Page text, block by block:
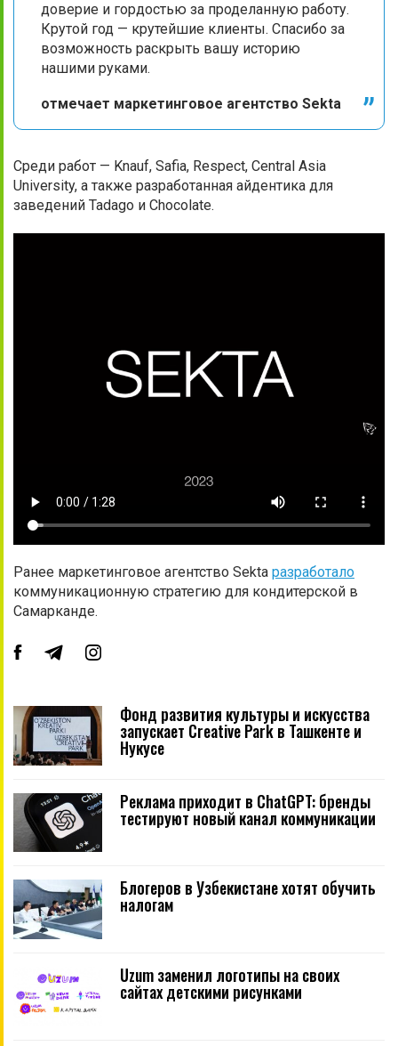
доверие и гордостью за проделанную работу.
Крутой год — крутейшие клиенты. Спасибо за
возможность раскрыть вашу историю
нашими руками.
отмечает маркетинговое агентство Sekta
Среди работ — Knauf, Safia, Respect, Central Asia
University, а также разработанная айдентика для
заведений Tadago и Chocolate.
Ранее маркетинговое агентство Sekta разработало
коммуникационную стратегию для кондитерской в
Самарканде.
Фонд развития культуры и искусства
запускает Creative Park в Ташкенте и
Нукусе
Реклама приходит в ChatGPT: бренды
тестируют новый канал коммуникации
Блогеров в Узбекистане хотят обучить
налогам
Uzum заменил логотипы на своих
сайтах детскими рисунками